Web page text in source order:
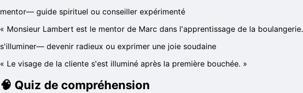
mentor— guide spirituel ou conseiller expérimenté
« Monsieur Lambert est le mentor de Marc dans l'apprentissage de la boulangerie.
s'illuminer— devenir radieux ou exprimer une joie soudaine
« Le visage de la cliente s'est illuminé après la première bouchée. »
🧠 Quiz de compréhension